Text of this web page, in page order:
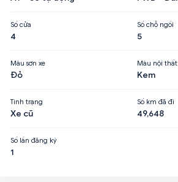
Số cửa
4
Số chỗ ngồi
5
Màu sơn xe
Đỏ
Màu nội thất
Kem
Tình trạng
Xe cũ
Số km đã đi
49,648
Số lần đăng ký
1